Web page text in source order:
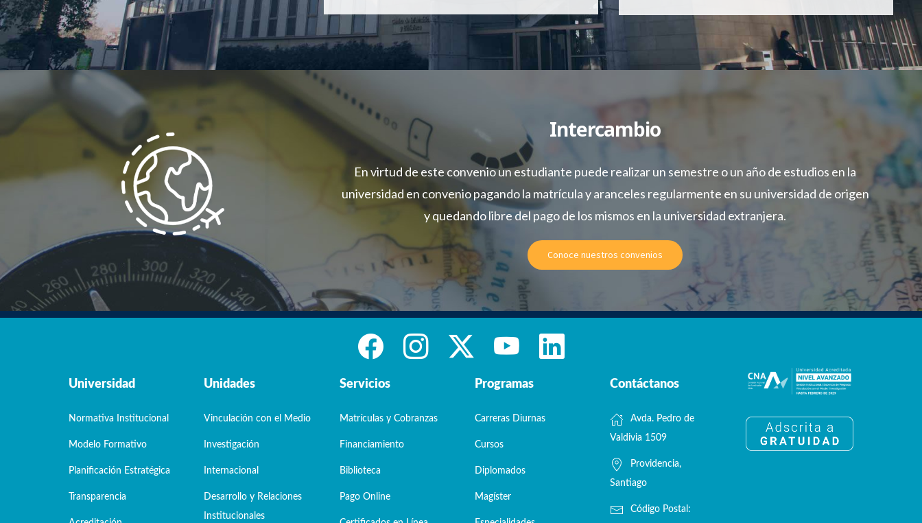
Intercambio
En virtud de este convenio un estudiante puede realizar un semestre o un año de estudios en la
universidad en convenio pagando la matrícula y aranceles regularmente en su universidad de origen
y quedando libre del pago de los mismos en la universidad extranjera.
Conoce nuestros convenios